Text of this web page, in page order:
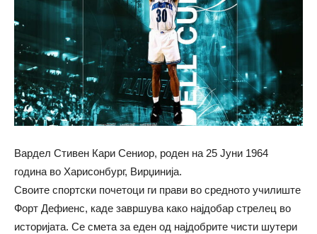
Вардел Стивен Кари Сениор, роден на 25 Јуни 1964
година во Харисонбург, Вирџинија.
Своите спортски почетоци ги прави во средното училиште
Форт Дефиенс, каде завршува како најдобар стрелец во
историјата. Се смета за еден од најдобрите чисти шутери